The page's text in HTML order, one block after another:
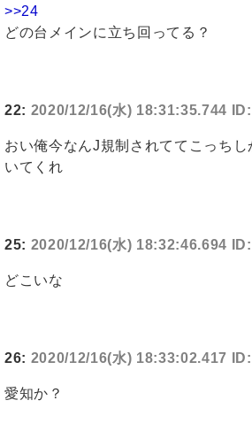
>>24
どの台メインに立ち回ってる？
22: 2020/12/16(水) 18:31:35.744
おい俺今なんJ規制されててこっち
いてくれ
25: 2020/12/16(水) 18:32:46.694
どこいな
26: 2020/12/16(水) 18:33:02.417
愛知か？